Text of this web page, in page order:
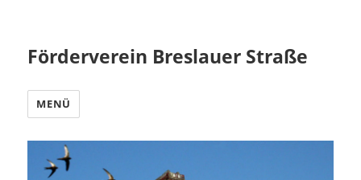
Förderverein Breslauer Straße
MENÜ